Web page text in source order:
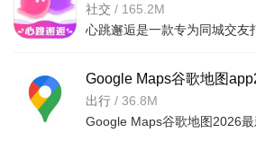
4、当我们切换2D/3D模式 3D模式可
片 点击圆圈图片可以进入观看全世界
件
社交 / 165.2M
Google Maps谷歌地图
下载安装v26.28.03中文版
出行 / 36.8M